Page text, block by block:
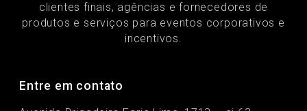
clientes finais, agências e fornecedores de
produtos e serviços para eventos corporativos e
incentivos.
Entre em contato